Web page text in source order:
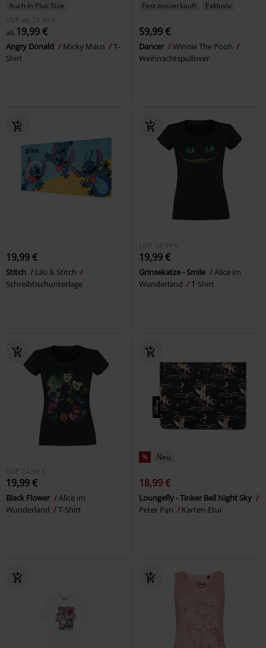
Auch in Plus Size
UVP
ab 24,99 €
ab 19,99 €
Angry Donald Micky Maus
T-
Shirt
Fast ausverkauft Exklusiv
59,99 €
Dancer
Winnie The Pooh
Weihnachtspullover
19,99 €
Stitch
Lilo & Stitch
Schreibtischunterlage
UVP 24,99 €
19,99 €
Grinsekatze - Smile
Alice im
Wunderland
T-Shirt
UVP 24,99 €
19,99 €
Black Flower
Alice im
Wunderland
T-Shirt
% Neu
18,99 €
Loungefly - Tinker Bell Night Sky
Peter Pan
Karten-Etui